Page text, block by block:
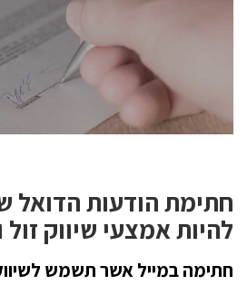
חתימת הודעות הדואל
להיות אמצעי שיווק
חתימה במייל אשר תשמש